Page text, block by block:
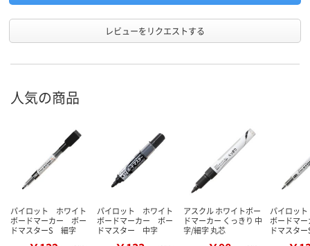
レビューをリクエストする
人気の商品
パイロット ホワイト
ボードマーカー ボー
ドマスターS 細字
パイロット ホワイト
ボードマーカー ボー
ドマスター 中字
アスクル ホワイトボー
ドマーカー くっきり 中
字/細字 丸芯
パイロッ
ボードマ
ドマスタ